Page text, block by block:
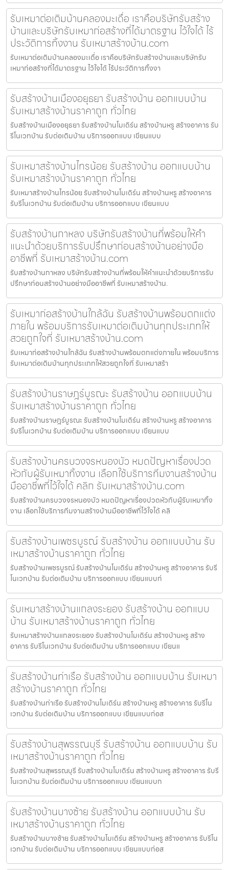
รับเหมาต่อเติมบ้านคลองมะเดื่อ เราคือบริษัทรับสร้าง
บ้านและบริษัทรับเหมาก่อสร้างที่ได้มาตรฐาน ไว้ใจได้ ไร้
ประวัติการทิ้งงาน รับเหมาสร้างบ้าน.com
รับเหมาต่อเติมบ้านคลองมะเดื่อ เราคือบริษัทรับสร้างบ้านและบริษัทรับ
เหมาก่อสร้างที่ได้มาตรฐาน ไว้ใจได้ ไร้ประวัติการทิ้งงา
รับสร้างบ้านเมืองอยุธยา รับสร้างบ้าน ออกแบบบ้าน
รับเหมาสร้างบ้านราคาถูก ทั่วไทย
รับสร้างบ้านเมืองอยุธยา รับสร้างบ้านโมเดิร์น สร้างบ้านหรู สร้างอาคาร รับ
รีโนเวทบ้าน รับต่อเติมบ้าน บริการออกแบบ เขียนแบบ
รับเหมาสร้างบ้านไทรน้อย รับสร้างบ้าน ออกแบบบ้าน
รับเหมาสร้างบ้านราคาถูก ทั่วไทย
รับเหมาสร้างบ้านไทรน้อย รับสร้างบ้านโมเดิร์น สร้างบ้านหรู สร้างอาคาร
รับรีโนเวทบ้าน รับต่อเติมบ้าน บริการออกแบบ เขียนแบบ
รับสร้างบ้านกาหลง บริษัทรับสร้างบ้านที่พร้อมให้คำ
แนะนำด้วยบริการรับปรึกษาก่อนสร้างบ้านอย่างมือ
อาชีพที่ รับเหมาสร้างบ้าน.com
รับสร้างบ้านกาหลง บริษัทรับสร้างบ้านที่พร้อมให้คำแนะนำด้วยบริการรับ
ปรึกษาก่อนสร้างบ้านอย่างมืออาชีพที่ รับเหมาสร้างบ้าน.
รับเหมาก่อสร้างบ้านใกล้ฉัน รับสร้างบ้านพร้อมตกแต่ง
ภายใน พร้อมบริการรับเหมาต่อเติมบ้านทุกประเภทให้
สวยถูกใจที่ รับเหมาสร้างบ้าน.com
รับเหมาก่อสร้างบ้านใกล้ฉัน รับสร้างบ้านพร้อมตกแต่งภายใน พร้อมบริการ
รับเหมาต่อเติมบ้านทุกประเภทให้สวยถูกใจที่ รับเหมาสร้า
รับสร้างบ้านราษฎร์บูรณะ รับสร้างบ้าน ออกแบบบ้าน
รับเหมาสร้างบ้านราคาถูก ทั่วไทย
รับสร้างบ้านราษฎร์บูรณะ รับสร้างบ้านโมเดิร์น สร้างบ้านหรู สร้างอาคาร
รับรีโนเวทบ้าน รับต่อเติมบ้าน บริการออกแบบ เขียนแบบ
รับสร้างบ้านครบวงจรหนองบัว หมดปัญหาเรื่องปวด
หัวกับผู้รับเหมาทิ้งงาน เลือกใช้บริการทีมงานสร้างบ้าน
มืออาชีพที่ไว้ใจได้ คลิก รับเหมาสร้างบ้าน.com
รับสร้างบ้านครบวงจรหนองบัว หมดปัญหาเรื่องปวดหัวกับผู้รับเหมาทิ้ง
งาน เลือกใช้บริการทีมงานสร้างบ้านมืออาชีพที่ไว้ใจได้ คลิ
รับสร้างบ้านเพชรบูรณ์ รับสร้างบ้าน ออกแบบบ้าน รับ
เหมาสร้างบ้านราคาถูก ทั่วไทย
รับสร้างบ้านเพชรบูรณ์ รับสร้างบ้านโมเดิร์น สร้างบ้านหรู สร้างอาคาร รับรี
โนเวทบ้าน รับต่อเติมบ้าน บริการออกแบบ เขียนแบบก่
รับเหมาสร้างบ้านแกลงระยอง รับสร้างบ้าน ออกแบบ
บ้าน รับเหมาสร้างบ้านราคาถูก ทั่วไทย
รับเหมาสร้างบ้านแกลงระยอง รับสร้างบ้านโมเดิร์น สร้างบ้านหรู สร้าง
อาคาร รับรีโนเวทบ้าน รับต่อเติมบ้าน บริการออกแบบ เขียนแ
รับสร้างบ้านท่าเรือ รับสร้างบ้าน ออกแบบบ้าน รับเหมา
สร้างบ้านราคาถูก ทั่วไทย
รับสร้างบ้านท่าเรือ รับสร้างบ้านโมเดิร์น สร้างบ้านหรู สร้างอาคาร รับรีโน
เวทบ้าน รับต่อเติมบ้าน บริการออกแบบ เขียนแบบก่อส
รับสร้างบ้านสุพรรณบุรี รับสร้างบ้าน ออกแบบบ้าน รับ
เหมาสร้างบ้านราคาถูก ทั่วไทย
รับสร้างบ้านสุพรรณบุรี รับสร้างบ้านโมเดิร์น สร้างบ้านหรู สร้างอาคาร รับรี
โนเวทบ้าน รับต่อเติมบ้าน บริการออกแบบ เขียนแบบก
รับสร้างบ้านบางซ้าย รับสร้างบ้าน ออกแบบบ้าน รับ
เหมาสร้างบ้านราคาถูก ทั่วไทย
รับสร้างบ้านบางซ้าย รับสร้างบ้านโมเดิร์น สร้างบ้านหรู สร้างอาคาร รับรีโน
เวทบ้าน รับต่อเติมบ้าน บริการออกแบบ เขียนแบบก่อส